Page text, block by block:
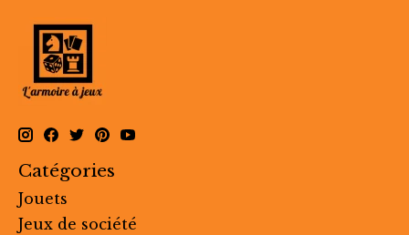
Catégories
Jouets
Jeux de société